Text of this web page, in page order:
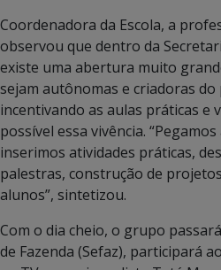
Coordenadora da Escola, a
observou que dentro da
existe uma abertura muito
sejam autônomas e criadoras
incentivando as aulas práticas e
possível essa vivência.
inserimos atividades práticas,
palestras, construção de
alunos”, sintetizou.
Com o dia cheio, o grupo
de Fazenda (Sefaz), participará